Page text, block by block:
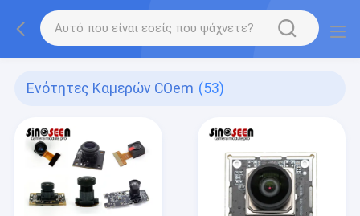
Ενότητες Καμερών COem (53)